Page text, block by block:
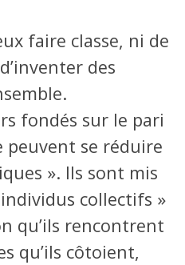
faire classe, ni de
des
fondés sur le pari
peuvent se réduire
». Ils sont mis
collectifs »
qu’ils rencontrent
qu’ils côtoient,